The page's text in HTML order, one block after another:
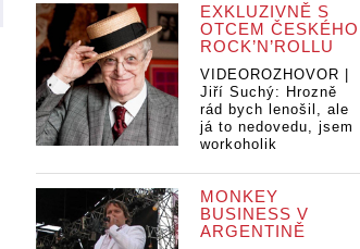
EXKLUZIVNĚ S
OTCEM ČESKÉHO
ROCK’N’ROLLU
VIDEOROZHOVOR |
Jiří Suchý: Hrozně
rád bych lenošil, ale
já to nedovedu, jsem
workoholik
MONKEY
BUSINESS V
ARGENTINĚ